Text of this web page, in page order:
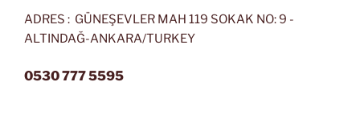
ADRES : GÜNEŞEVLER MAH 119 SOKAK NO: 9 -
ALTINDAĞ-ANKARA/TURKEY
0530 777 5595